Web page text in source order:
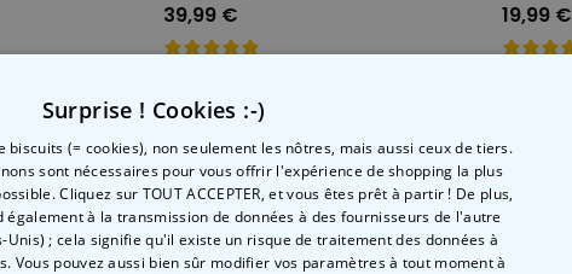
39,99 €
19,99 €
Surprise ! Cookies :-)
biscuits (= cookies), non seulement les nôtres, mais aussi ceux de tiers.
sont nécessaires pour vous offrir l'expérience de shopping la plus
Cliquez sur TOUT ACCEPTER, et vous êtes prêt à partir ! De plus,
à la transmission de données à des fournisseurs de l'autre
Unis) ; cela signifie qu'il existe un risque de traitement des données à
Vous pouvez aussi bien sûr modifier vos paramètres à tout moment à